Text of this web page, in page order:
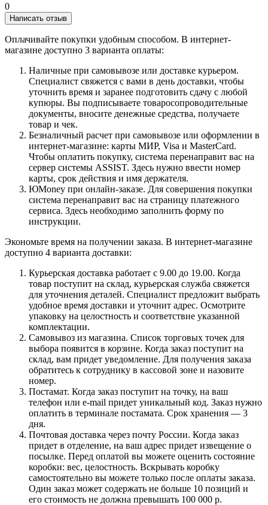
0
Написать отзыв
Оплачивайте покупки удобным способом. В интернет-
магазине доступно 3 варианта оплаты:
Наличные при самовывозе или доставке курьером.
Специалист свяжется с вами в день доставки, чтобы
уточнить время и заранее подготовить сдачу с любой
купюры. Вы подписываете товаросопроводительные
документы, вносите денежные средства, получаете
товар и чек.
Безналичный расчет при самовывозе или оформлении в
интернет-магазине: карты МИР, Visa и MasterCard.
Чтобы оплатить покупку, система перенаправит вас на
сервер системы ASSIST. Здесь нужно ввести номер
карты, срок действия и имя держателя.
ЮMoney при онлайн-заказе. Для совершения покупки
система перенаправит вас на страницу платежного
сервиса. Здесь необходимо заполнить форму по
инструкции.
Экономьте время на получении заказа. В интернет-магазине
доступно 4 варианта доставки:
Курьерская доставка работает с 9.00 до 19.00. Когда
товар поступит на склад, курьерская служба свяжется
для уточнения деталей. Специалист предложит выбрать
удобное время доставки и уточнит адрес. Осмотрите
упаковку на целостность и соответствие указанной
комплектации.
Самовывоз из магазина. Список торговых точек для
выбора появится в корзине. Когда заказ поступит на
склад, вам придет уведомление. Для получения заказа
обратитесь к сотруднику в кассовой зоне и назовите
номер.
Постамат. Когда заказ поступит на точку, на ваш
телефон или e-mail придет уникальный код. Заказ нужно
оплатить в терминале постамата. Срок хранения — 3
дня.
Почтовая доставка через почту России. Когда заказ
придет в отделение, на ваш адрес придет извещение о
посылке. Перед оплатой вы можете оценить состояние
коробки: вес, целостность. Вскрывать коробку
самостоятельно вы можете только после оплаты заказа.
Один заказ может содержать не больше 10 позиций и
его стоимость не должна превышать 100 000 р.